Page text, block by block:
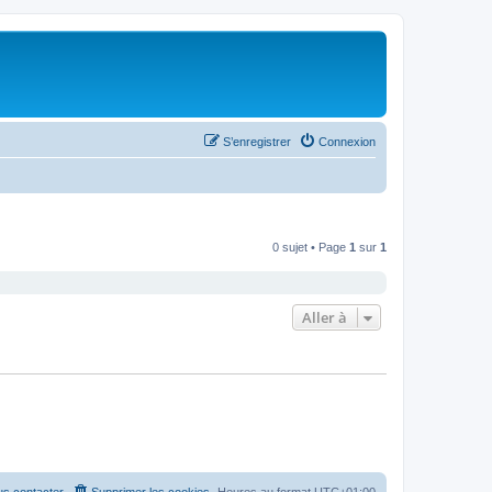
Connexion
S’enregistrer
0 sujet • Page 1 sur 1
Aller à